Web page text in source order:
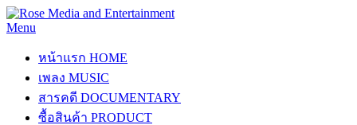
Menu
หน้าแรก HOME
เพลง MUSIC
สารคดี DOCUMENTARY
ซื้อสินค้า PRODUCT